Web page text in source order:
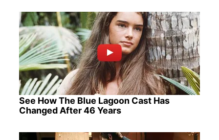
See How The Blue Lagoon Cast Has
Changed After 46 Years